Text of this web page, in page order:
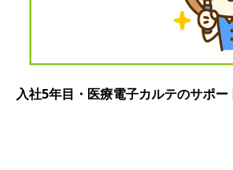
入社5年目・医療電子カルテのサポー